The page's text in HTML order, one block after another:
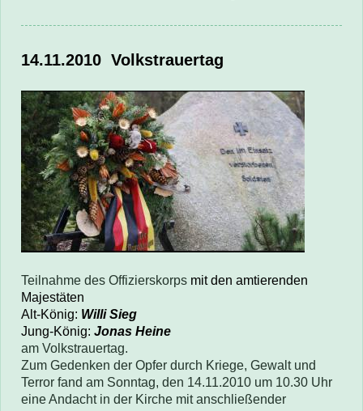
14.11.2010 Volkstrauertag
Teilnahme des Offizierskorps mit den amtierenden
Majestäten
Alt-König: Willi Sieg
Jung-König: Jonas Heine
am Volkstrauertag.
Zum Gedenken der Opfer durch Kriege, Gewalt und
Terror fand am Sonntag, den 14.11.2010 um 10.30 Uhr
eine Andacht in der Kirche mit anschließender